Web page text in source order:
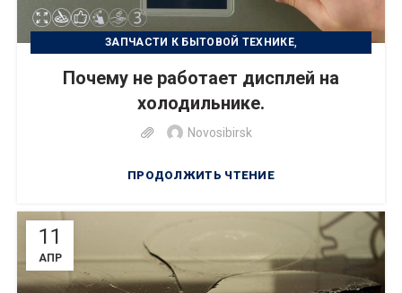
ЗАПЧАСТИ К БЫТОВОЙ ТЕХНИКЕ,
УСТРАНЕНИЕ НЕИСПРАВНОСТИ, УХОД ЗА ТЕХНИКОЙ
Почему не работает дисплей на
холодильнике.
Novosibirsk
ПРОДОЛЖИТЬ ЧТЕНИЕ
11
АПР